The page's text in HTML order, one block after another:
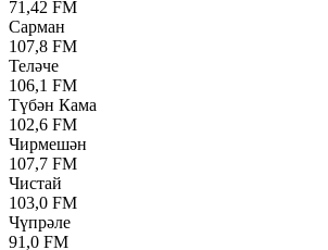
71,42 FM
Сарман
107,8 FM
Теләче
106,1 FM
Түбән Кама
102,6 FM
Чирмешән
107,7 FM
Чистай
103,0 FM
Чүпрәле
91,0 FM